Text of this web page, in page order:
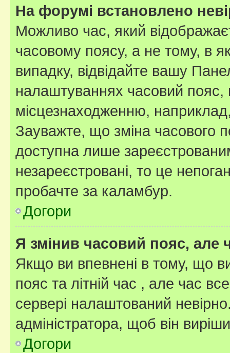
На форумі встановлено
Можливо час, який
часовому поясу, а не тому, в
випадку, відвідайте вашу
налаштуваннях часовий пояс,
місцезнаходженню,
Зауважте, що зміна часового
доступна лише
незареєстровані, то це
пробачте за каламбур.
Догори
Я змінив часовий пояс, але
Якщо ви впевнені в тому, що
пояс та літній час , але час
сервері налаштований
адміністратора, щоб він
Догори